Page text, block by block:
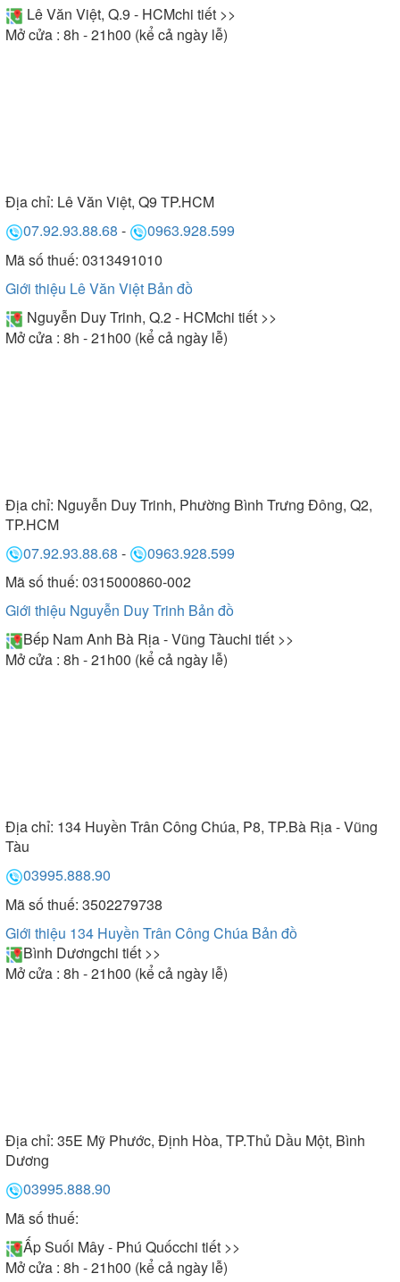
Lê Văn Việt, Q.9 - HCMchi tiết >>
Mở cửa : 8h - 21h00 (kể cả ngày lễ)
Địa chỉ: Lê Văn Việt, Q9 TP.HCM
07.92.93.88.68 -
0963.928.599
Mã số thuế: 0313491010
Giới thiệu Lê Văn Việt Bản đồ
Nguyễn Duy Trinh, Q.2 - HCMchi tiết >>
Mở cửa : 8h - 21h00 (kể cả ngày lễ)
Địa chỉ: Nguyễn Duy Trinh, Phường Bình Trưng Đông, Q2,
TP.HCM
07.92.93.88.68 -
0963.928.599
Mã số thuế: 0315000860-002
Giới thiệu Nguyễn Duy Trinh Bản đồ
Bếp Nam Anh Bà Rịa - Vũng Tàuchi tiết >>
Mở cửa : 8h - 21h00 (kể cả ngày lễ)
Địa chỉ: 134 Huyền Trân Công Chúa, P8, TP.Bà Rịa - Vũng
Tàu
03995.888.90
Mã số thuế: 3502279738
Giới thiệu 134 Huyền Trân Công Chúa Bản đồ
Bình Dươngchi tiết >>
Mở cửa : 8h - 21h00 (kể cả ngày lễ)
Địa chỉ: 35E Mỹ Phước, Định Hòa, TP.Thủ Dầu Một, Bình
Dương
03995.888.90
Mã số thuế:
Ấp Suối Mây - Phú Quốcchi tiết >>
Mở cửa : 8h - 21h00 (kể cả ngày lễ)